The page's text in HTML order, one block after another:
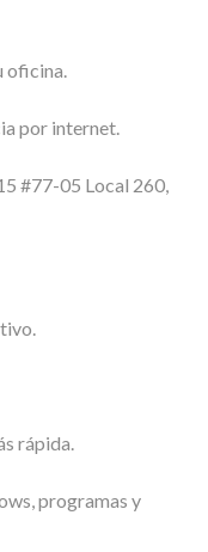
oficina.
por internet.
#77-05 Local 260,
rápida.
programas y